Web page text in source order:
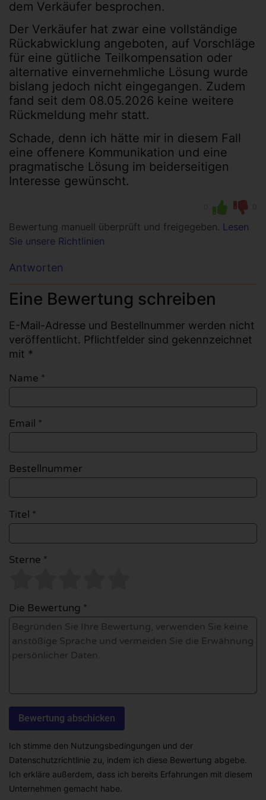
dem Verkäufer besprochen.
Der Verkäufer hat zwar eine vollständige
Rückabwicklung angeboten, auf Vorschläge
für eine gütliche Teilkompensation oder
alternative einvernehmliche Lösung wurde
bislang jedoch nicht eingegangen. Zudem
fand seit dem 08.05.2026 keine weitere
Rückmeldung mehr statt.
Schade, denn ich hätte mir in diesem Fall
eine offenere Kommunikation und eine
pragmatische Lösung im beiderseitigen
Interesse gewünscht.
Bewertung manuell überprüft und freigegeben. Lesen
Sie unsere Richtlinien
Antworten
Eine Bewertung schreiben
E-Mail-Adresse und Bestellnummer werden nicht
veröffentlicht. Pflichtfelder sind gekennzeichnet
mit *
Name *
Email *
Bestellnummer
Titel *
Sterne *
Die Bewertung *
Ich stimme den Nutzungsbedingungen und der
Datenschutzrichtlinie zu, indem ich diese Bewertung abgebe.
Ich erkläre außerdem, dass ich bereits Erfahrungen mit diesem
Unternehmen gemacht habe.